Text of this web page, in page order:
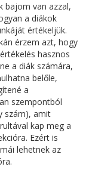
bajom van azzal,
a diákok
értékeljük.
érzem azt, hogy
hasznos
a diák számára,
belőle,
a
szempontból
szám), amit
kap meg a
Ezért is
lehetnek az